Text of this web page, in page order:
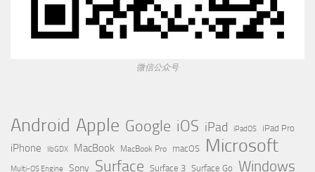
微信公众号
Android Apple Google iOS iPad iPadOS iPad Pro
iPhone libGDX MacBook MacBook Pro macOS Microsoft
Multi-OS Engine Sony Surface Surface 3 Surface Go Windows